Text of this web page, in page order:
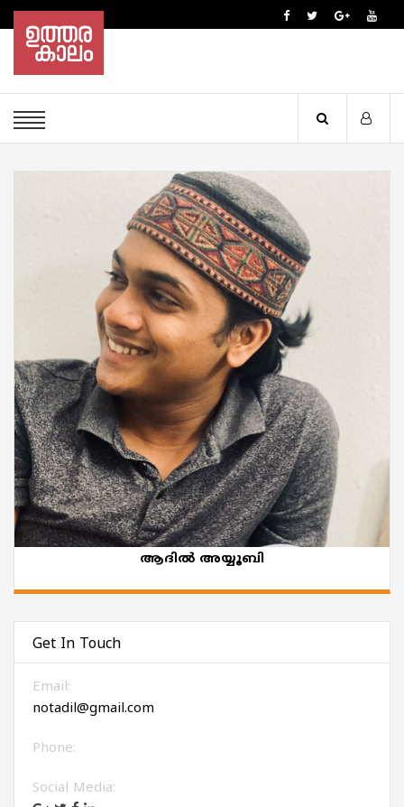
ആദിൽ അയ്യൂബി
Get In Touch
Email:
notadil@gmail.com
Phone:
Social Media: